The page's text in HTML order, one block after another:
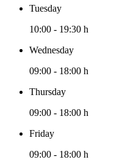
Tuesday
10:00 - 19:30 h
Wednesday
09:00 - 18:00 h
Thursday
09:00 - 18:00 h
Friday
09:00 - 18:00 h